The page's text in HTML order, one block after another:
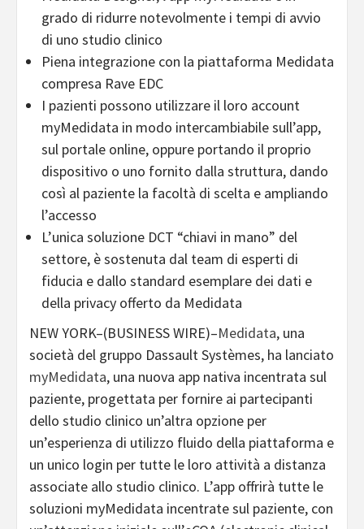
grado di ridurre notevolmente i tempi di avvio
di uno studio clinico
Piena integrazione con la piattaforma Medidata
compresa Rave EDC
I pazienti possono utilizzare il loro account
myMedidata in modo intercambiabile sull’app,
sul portale online, oppure portando il proprio
dispositivo o uno fornito dalla struttura, dando
così al paziente la facoltà di scelta e ampliando
l’accesso
L’unica soluzione DCT “chiavi in mano” del
settore, è sostenuta dal team di esperti di
fiducia e dallo standard esemplare dei dati e
della privacy offerto da Medidata
NEW YORK–(BUSINESS WIRE)–Medidata, una
società del gruppo Dassault Systèmes, ha lanciato
myMedidata, una nuova app nativa incentrata sul
paziente, progettata per fornire ai partecipanti
dello studio clinico un’altra opzione per
un’esperienza di utilizzo fluido della piattaforma e
un unico login per tutte le loro attività a distanza
associate allo studio clinico. L’app offrirà tutte le
soluzioni myMedidata incentrate sul paziente, con